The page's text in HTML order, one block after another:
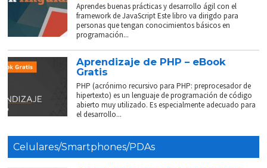
Aprendes buenas prácticas y desarrollo ágil con el
framework de JavaScript Este libro va dirigdo para
personas que tengan conocimientos básicos en
programación...
Aprendizaje de PHP – eBook
Gratis
PHP (acrónimo recursivo para PHP: preprocesador de
hipertexto) es un lenguaje de programación de código
abierto muy utilizado. Es especialmente adecuado para
el desarrollo...
Celulares/Smartphones/PDAs